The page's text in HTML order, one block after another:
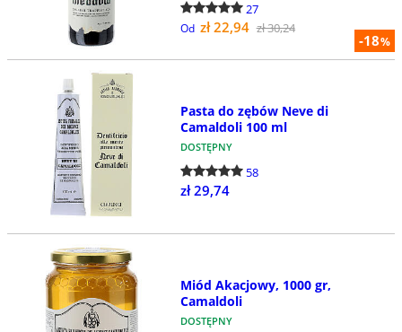
-18%
27
Od zł 22,94 zł 30,24
Pasta do zębów Neve di
Camaldoli 100 ml
DOSTĘPNY
58
zł 29,74
Miód Akacjowy, 1000 gr,
Camaldoli
DOSTĘPNY